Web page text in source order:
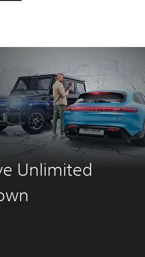
Unlimited